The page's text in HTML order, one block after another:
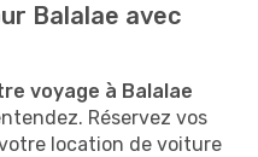
Balalae avec
voyage à Balalae
Réservez vos
location de voiture